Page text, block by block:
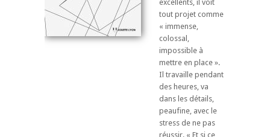
excellents, il voit
tout projet comme
« immense,
colossal,
impossible à
mettre en place ».
Il travaille pendant
des heures, va
dans les détails,
peaufine, avec le
stress de ne pas
réussir. « Et si ce